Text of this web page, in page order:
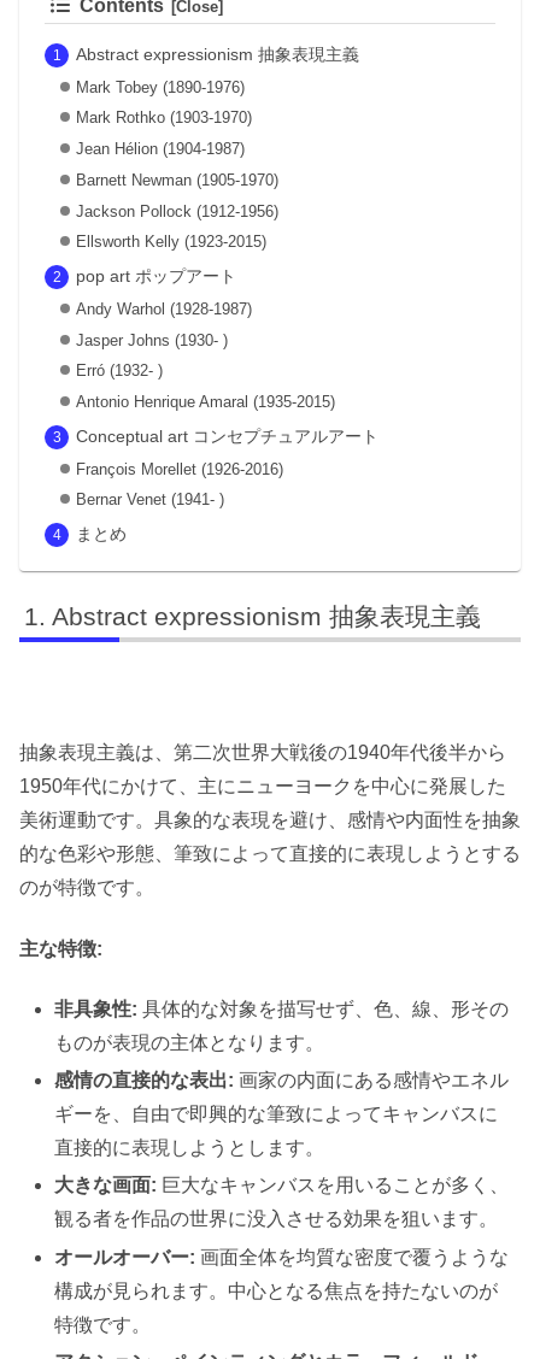
Contents
Abstract expressionism 抽象表現主義
Mark Tobey (1890-1976)
Mark Rothko (1903-1970)
Jean Hélion (1904-1987)
Barnett Newman (1905-1970)
Jackson Pollock (1912-1956)
Ellsworth Kelly (1923-2015)
pop art ポップアート
Andy Warhol (1928-1987)
Jasper Johns (1930- )
Erró (1932- )
Antonio Henrique Amaral (1935-2015)
Conceptual art コンセプチュアルアート
François Morellet (1926-2016)
Bernar Venet (1941- )
まとめ
Abstract expressionism 抽象表現主義
抽象表現主義は、第二次世界大戦後の1940年代後半から
1950年代にかけて、主にニューヨークを中心に発展した
美術運動です。具象的な表現を避け、感情や内面性を抽象
的な色彩や形態、筆致によって直接的に表現しようとする
のが特徴です。
主な特徴:
非具象性: 具体的な対象を描写せず、色、線、形その
ものが表現の主体となります。
感情の直接的な表出: 画家の内面にある感情やエネル
ギーを、自由で即興的な筆致によってキャンバスに
直接的に表現しようとします。
大きな画面: 巨大なキャンバスを用いることが多く、
観る者を作品の世界に没入させる効果を狙います。
オールオーバー: 画面全体を均質な密度で覆うような
構成が見られます。中心となる焦点を持たないのが
特徴です。